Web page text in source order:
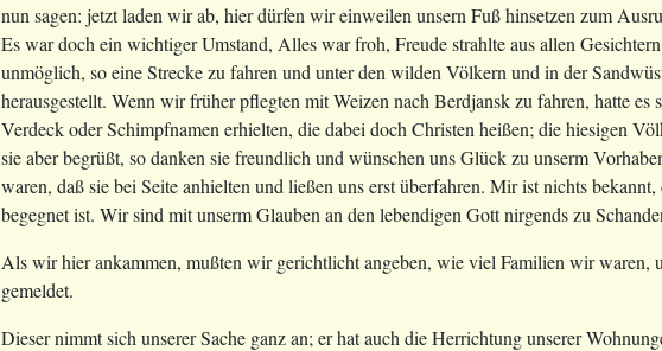
nun sagen: jetzt laden wir ab, hier dürfen wir einweilen unsern Fuß hinsetzen zum
Es war doch ein wichtiger Umstand, Alles war froh, Freude strahlte aus allen
unmöglich, so eine Strecke zu fahren und unter den wilden Völkern und in der
herausgestellt. Wenn wir früher pflegten mit Weizen nach Berdjansk zu fahren, hatte
Verdeck oder Schimpfnamen erhielten, die dabei doch Christen heißen; die hiesigen
sie aber begrüßt, so danken sie freundlich und wünschen uns Glück zu unserm
waren, daß sie bei Seite anhielten und ließen uns erst überfahren. Mir ist nichts
begegnet ist. Wir sind mit unserm Glauben an den lebendigen Gott nirgends zu
Als wir hier ankammen, mußten wir gerichtlicht angeben, wie viel Familien wir
gemeldet.
Dieser nimmt sich unserer Sache ganz an; er hat auch die Herrichtung unserer